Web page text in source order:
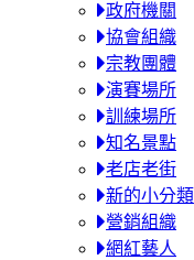
政府機關
協會組織
宗教團體
演賽場所
訓練場所
知名景點
老店老街
新的小分類
營銷組織
網紅藝人